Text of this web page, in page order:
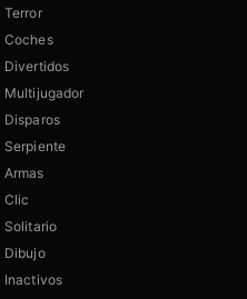
Terror
Coches
Divertidos
Multijugador
Disparos
Serpiente
Armas
Clic
Solitario
Dibujo
Inactivos